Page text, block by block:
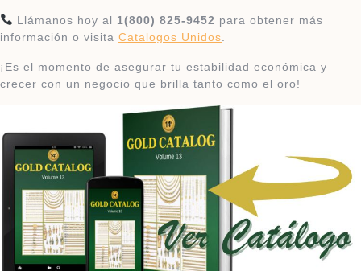
Llámanos hoy al 1(800) 825-9452 para obtener más
información o visita Catalogos Unidos
¡Es el momento de asegurar tu estabilidad económica y
crecer con un negocio que brilla tanto como el oro!